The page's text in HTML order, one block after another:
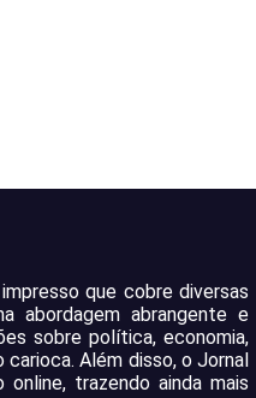
que cobre diversas
abordagem abrangente e
sobre política, economia,
Além disso, o Jornal
trazendo ainda mais